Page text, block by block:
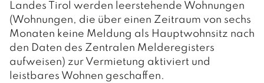
Landes Tirol werden leerstehende Wohnungen
(Wohnungen, die über einen Zeitraum von sechs
Monaten keine Meldung als Hauptwohnsitz nach
den Daten des Zentralen Melderegisters
aufweisen) zur Vermietung aktiviert und
leistbares Wohnen geschaffen.